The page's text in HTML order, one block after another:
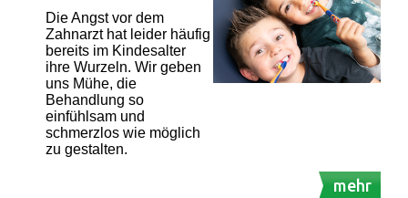
Die Angst vor dem
Zahnarzt hat leider häufig
bereits im Kindesalter
ihre Wurzeln. Wir geben
uns Mühe, die
Behandlung so
einfühlsam und
schmerzlos wie möglich
zu gestalten.
mehr